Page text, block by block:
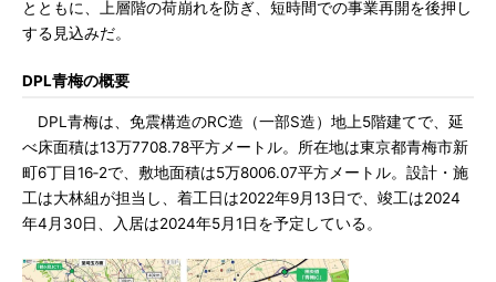
とともに、上層階の荷崩れを防ぎ、短時間での事業再開を後押し
する見込みだ。
DPL青梅の概要
DPL青梅は、免震構造のRC造（一部S造）地上5階建てで、延
べ床面積は13万7708.78平方メートル。所在地は東京都青梅市新
町6丁目16‐2で、敷地面積は5万8006.07平方メートル。設計・施
工は大林組が担当し、着工日は2022年9月13日で、竣工は2024
年4月30日、入居は2024年5月1日を予定している。